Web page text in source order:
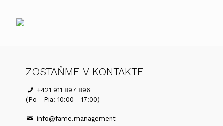
ZOSTAŇME V KONTAKTE
+421 911 897 896
(Po - Pia: 10:00 - 17:00)
info@fame.management